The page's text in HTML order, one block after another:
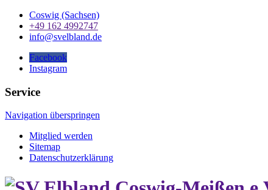
Coswig (Sachsen)
+49 162 4992747
info@svelbland.de
Facebook
Instagram
Service
Navigation überspringen
Mitglied werden
Sitemap
Datenschutzerklärung